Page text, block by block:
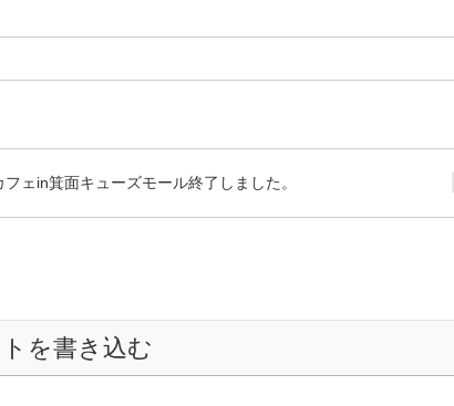
フェin箕面キューズモール終了しました。
を書き込む